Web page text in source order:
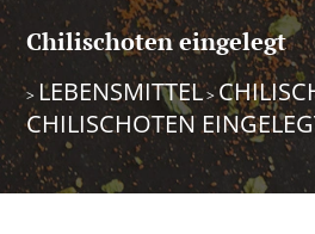
Chilischoten eingelegt
> LEBENSMITTEL>
CHILISCHOTEN